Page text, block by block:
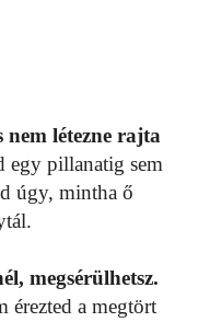
nem létezne rajta
egy pillanatig sem
úgy, mintha ő
megsérülhetsz.
érezted a megtört